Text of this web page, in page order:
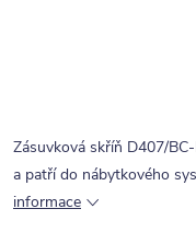
Zásuvková skříň D407/
a patří do nábytkového
informace